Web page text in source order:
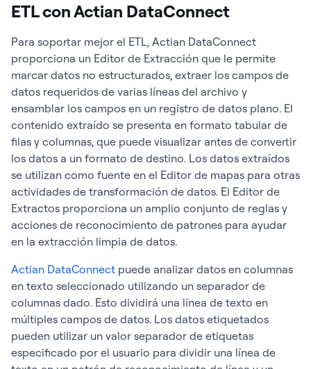
ETL con Actian DataConnect
Para soportar mejor el ETL, Actian DataConnect
proporciona un Editor de Extracción que le permite
marcar datos no estructurados, extraer los campos de
datos requeridos de varias líneas del archivo y
ensamblar los campos en un registro de datos plano. El
contenido extraído se presenta en formato tabular de
filas y columnas, que puede visualizar antes de convertir
los datos a un formato de destino. Los datos extraídos
se utilizan como fuente en el Editor de mapas para otras
actividades de transformación de datos. El Editor de
Extractos proporciona un amplio conjunto de reglas y
acciones de reconocimiento de patrones para ayudar
en la extracción limpia de datos.
Actian DataConnect puede analizar datos en columnas
en texto seleccionado utilizando un separador de
columnas dado. Esto dividirá una línea de texto en
múltiples campos de datos. Los datos etiquetados
pueden utilizar un valor separador de etiquetas
especificado por el usuario para dividir una línea de